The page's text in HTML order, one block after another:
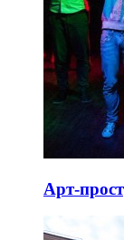
Арт-